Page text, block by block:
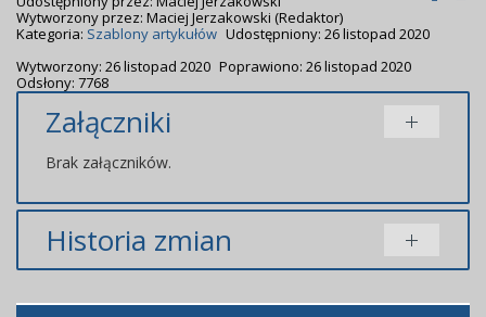
Wytworzony przez: Maciej Jerzakowski (Redaktor)
Kategoria: Szablony artykułów Udostępniony: 26 listopad 2020
Wytworzony: 26 listopad 2020 Poprawiono: 26 listopad 2020
Odsłony: 7768
Załączniki
Brak załączników.
Historia zmian